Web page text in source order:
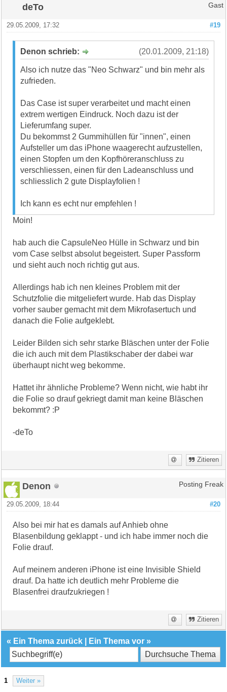
deTo Gast
#19
29.05.2009, 17:32
(20.01.2009, 21:18)
Denon schrieb:
Also ich nutze das "Neo Schwarz" und bin mehr als
zufrieden.
Das Case ist super verarbeitet und macht einen
extrem wertigen Eindruck. Noch dazu ist der
Lieferumfang super.
Du bekommst 2 Gummihüllen für "innen", einen
Aufsteller um das iPhone waagerecht aufzustellen,
einen Stopfen um den Kopfhöreranschluss zu
verschliessen, einen für den Ladeanschluss und
schliesslich 2 gute Displayfolien !
Ich kann es echt nur empfehlen !
Moin!
hab auch die CapsuleNeo Hülle in Schwarz und bin
vom Case selbst absolut begeistert. Super Passform
und sieht auch noch richtig gut aus.
Allerdings hab ich nen kleines Problem mit der
Schutzfolie die mitgeliefert wurde. Hab das Display
vorher sauber gemacht mit dem Mikrofasertuch und
danach die Folie aufgeklebt.
Leider Bilden sich sehr starke Bläschen unter der Folie
die ich auch mit dem Plastikschaber der dabei war
überhaupt nicht weg bekomme.
Hattet ihr ähnliche Probleme? Wenn nicht, wie habt ihr
die Folie so drauf gekriegt damit man keine Bläschen
bekommt? :P
-deTo
Zitieren
Denon Posting Freak
#20
29.05.2009, 18:44
Also bei mir hat es damals auf Anhieb ohne
Blasenbildung geklappt - und ich habe immer noch die
Folie drauf.
Auf meinem anderen iPhone ist eine Invisible Shield
drauf. Da hatte ich deutlich mehr Probleme die
Blasenfrei draufzukriegen !
Zitieren
« Ein Thema zurück Ein Thema vor »
1 Weiter »